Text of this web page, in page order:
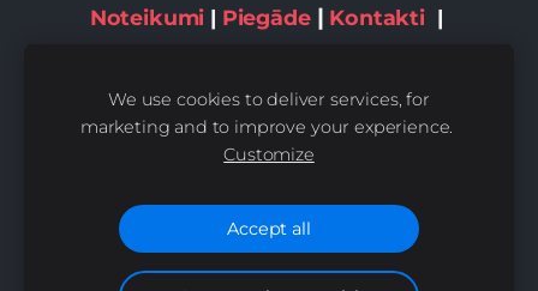
Noteikumi | Piegāde | Kontakti|
We use cookies to deliver services, for
marketing and to improve your experience.
Customize
Accept all